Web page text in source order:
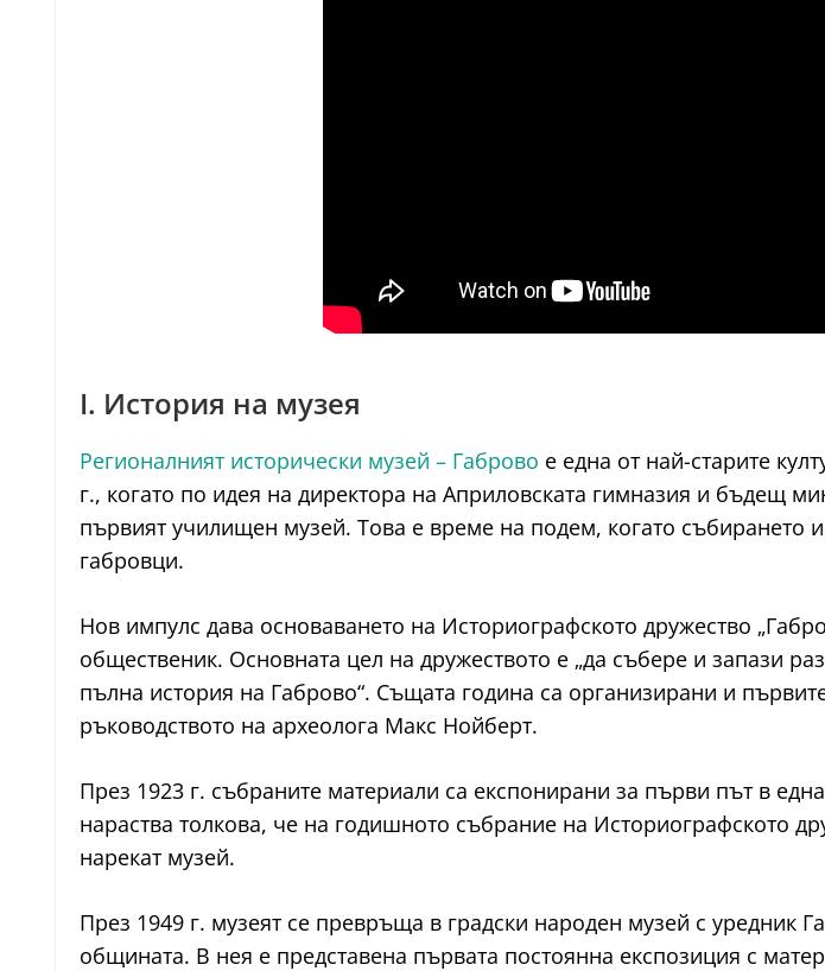
I. История на музея
Регионалният исторически музей – Габрово е една от най-старите
г., когато по идея на директора на Априловската гимназия и бъдещ
първият училищен музей. Това е време на подем, когато събирането
габровци.
Нов импулс дава основаването на Историографското дружество
общественик. Основната цел на дружеството е „да събере и запази
пълна история на Габрово“. Същата година са организирани и
ръководството на археолога Макс Нойберт.
През 1923 г. събраните материали са експонирани за първи път в
нараства толкова, че на годишното събрание на Историографското
нарекат музей.
През 1949 г. музеят се превръща в градски народен музей с уредник
общината. В нея е представена първата постоянна експозиция с